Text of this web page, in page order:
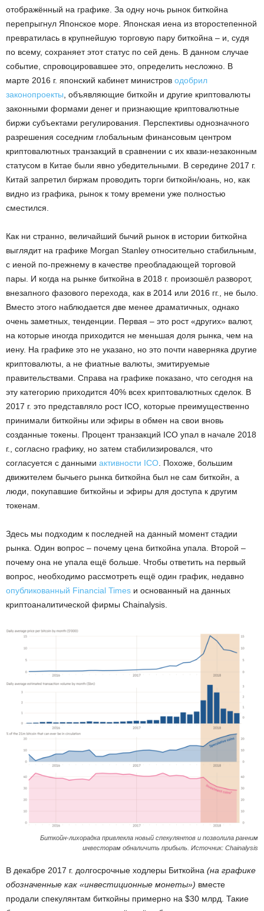
отображённый на графике. За одну ночь рынок биткойна
перепрыгнул Японское море. Японская иена из второстепенной
превратилась в крупнейшую торговую пару биткойна – и, судя
по всему, сохраняет этот статус по сей день. В данном случае
событие, спровоцировавшее это, определить несложно. В
марте 2016 г. японский кабинет министров одобрил
законопроекты , объявляющие биткойн и другие криптовалюты
законными формами денег и признающие криптовалютные
биржи субъектами регулирования. Перспективы однозначного
разрешения соседним глобальным финансовым центром
криптовалютных транзакций в сравнении с их квази-незаконным
статусом в Китае были явно убедительными. В середине 2017 г.
Китай запретил биржам проводить торги биткойн/юань, но, как
видно из графика, рынок к тому времени уже полностью
сместился.
Как ни странно, величайший бычий рынок в истории биткойна
выглядит на графике Morgan Stanley относительно стабильным,
с иеной по-прежнему в качестве преобладающей торговой
пары. И когда на рынке биткойна в 2018 г. произошёл разворот,
внезапного фазового перехода, как в 2014 или 2016 гг., не было.
Вместо этого наблюдается две менее драматичных, однако
очень заметных, тенденции. Первая – это рост «других» валют,
на которые иногда приходится не меньшая доля рынка, чем на
иену. На графике это не указано, но это почти наверняка другие
криптовалюты, а не фиатные валюты, эмитируемые
правительствами. Справа на графике показано, что сегодня на
эту категорию приходится 40% всех криптовалютных сделок. В
2017 г. это представляло рост ICO, которые преимущественно
принимали биткойны или эфиры в обмен на свои вновь
созданные токены. Процент транзакций ICO упал в начале 2018
г., согласно графику, но затем стабилизировался, что
согласуется с данными активности ICO . Похоже, большим
движителем бычьего рынка биткойна был не сам биткойн, а
люди, покупавшие биткойны и эфиры для доступа к другим
токенам.
Здесь мы подходим к последней на данный момент стадии
рынка. Один вопрос – почему цена биткойна упала. Второй –
почему она не упала ещё больше. Чтобы ответить на первый
вопрос, необходимо рассмотреть ещё один график, недавно
опубликованный Financial Times и основанный на данных
криптоаналитической фирмы Chainalysis.
Биткойн-лихорадка привлекла новый спекулянтов и позволила ранним
инвесторам обналичить прибыль. Источник: Chainalysis
В декабре 2017 г. долгосрочные ходлеры Биткойна (на графике
обозначенные как «инвестиционные монеты») вместе
продали спекулянтам биткойны примерно на $30 млрд. Такие